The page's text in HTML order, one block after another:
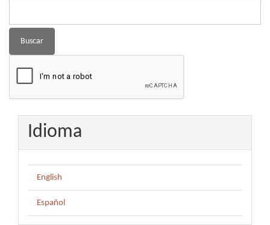
Buscar
Idioma
English
Español